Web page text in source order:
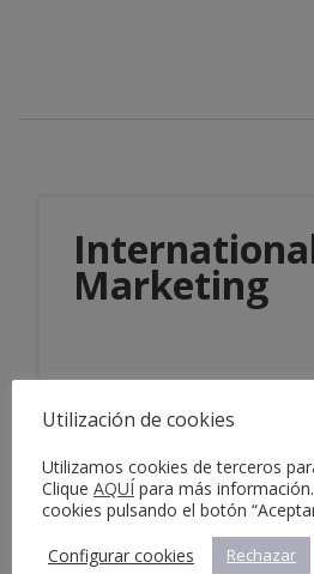
Marketing
Información del
Utilización de cookies
Utilizamos cookies de terceros
Clique AQUÍ para más
cookies pulsando el botón
Configurar cookies
Rechazar